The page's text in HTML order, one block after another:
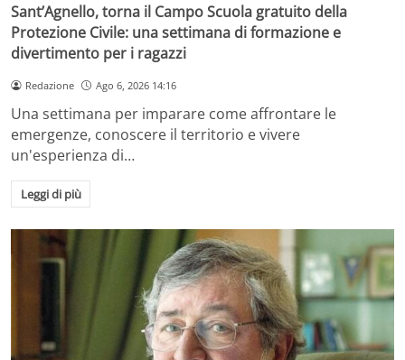
Sant’Agnello, torna il Campo Scuola gratuito della
Protezione Civile: una settimana di formazione e
divertimento per i ragazzi
Redazione Ago 6, 2026 14:16
Una settimana per imparare come affrontare le
emergenze, conoscere il territorio e vivere
un'esperienza di…
Leggi di più